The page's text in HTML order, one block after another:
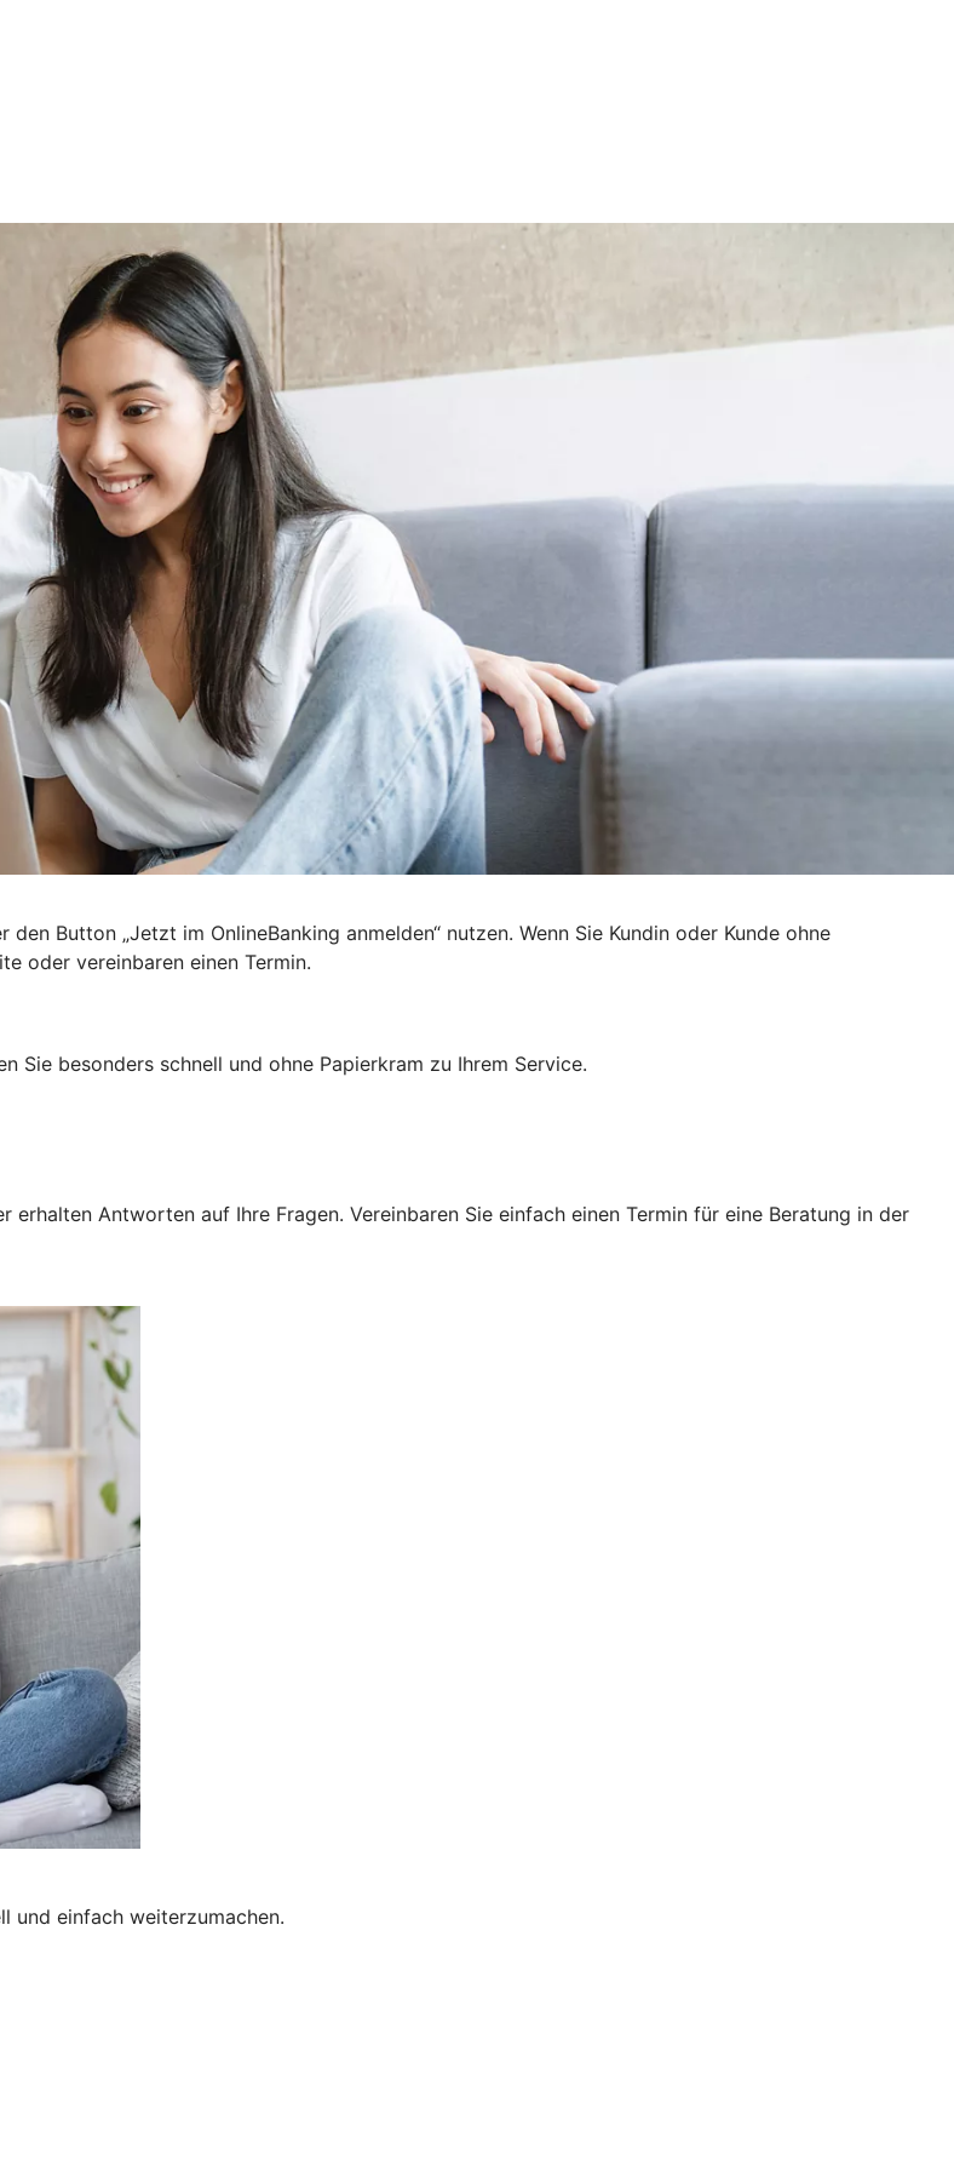
Button „Jetzt im OnlineBanking anmelden“ nutzen. Wenn Sie Kundin oder Kunde ohne
oder vereinbaren einen Termin.
Sie besonders schnell und ohne Papierkram zu Ihrem Service.
Antworten auf Ihre Fragen. Vereinbaren Sie einfach einen Termin für eine Beratung in der
und einfach weiterzumachen.